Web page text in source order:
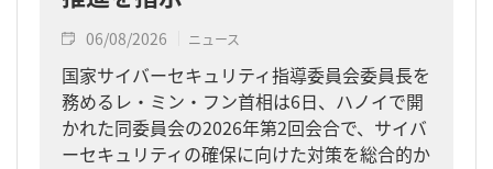
06/08/2026 ニュース
国家サイバーセキュリティ指導委員会委員長を
務めるレ・ミン・フン首相は6日、ハノイで開
かれた同委員会の2026年第2回会合で、サイバ
ーセキュリティの確保に向けた対策を総合的か